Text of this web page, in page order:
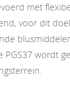
met
voor dit
wordt